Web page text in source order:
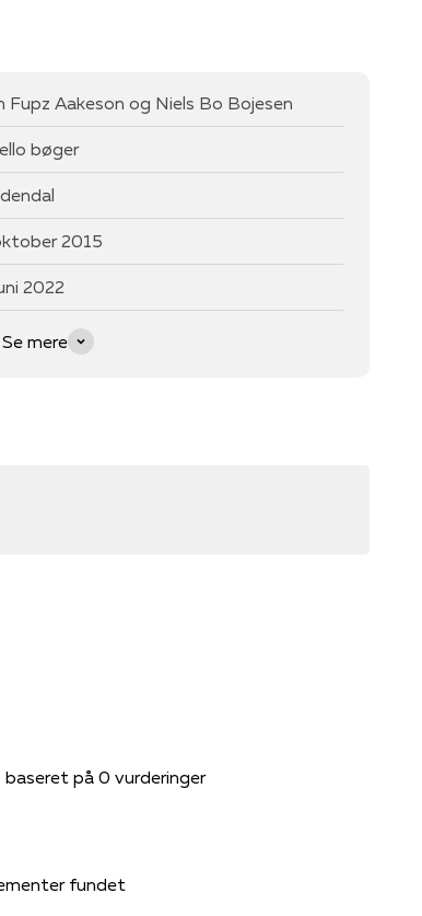
Fupz Aakeson og Niels Bo Bojesen
bøger
2015
2022
Se mere
på 0 vurderinger
fundet